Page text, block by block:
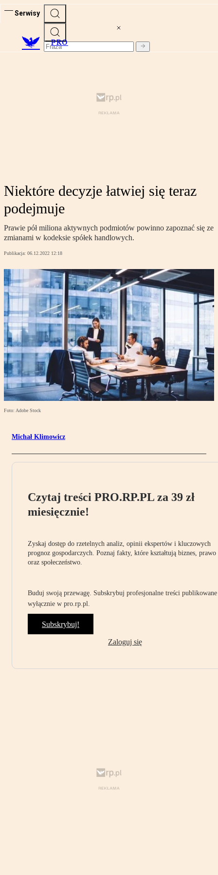
Serwisy
PRO
Niektóre decyzje łatwiej się teraz
podejmuje
Prawie pół miliona aktywnych podmiotów powinno zapoznać się ze
zmianami w kodeksie spółek handlowych.
Publikacja: 06.12.2022 12:18
Foto: Adobe Stock
Michał Klimowicz
Czytaj treści PRO.RP.PL za 39 zł
miesięcznie!
Zyskaj dostęp do rzetelnych analiz, opinii ekspertów i kluczowych
prognoz gospodarczych. Poznaj fakty, które kształtują biznes, prawo
oraz społeczeństwo.
Buduj swoją przewagę. Subskrybuj profesjonalne treści publikowane
wyłącznie w pro.rp.pl.
Subskrybuj!
Zaloguj się